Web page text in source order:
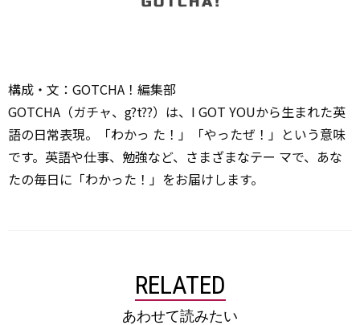
構成・文：GOTCHA！編集部
GOTCHA（ガチャ、g?t??）は、I GOT YOUから生まれた英
語の日常表現。「わかっ た！」「やったぜ！」という意味
です。英語や仕事、勉強など、さまざまなテー マで、あな
たの毎日に「わかった！」をお届けします。
RELATED
あわせて読みたい